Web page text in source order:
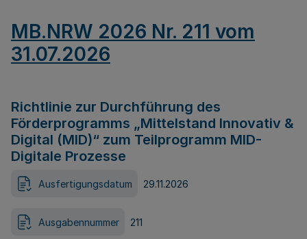
MB.NRW 2026 Nr. 211 vom
31.07.2026
Richtlinie zur Durchführung des
Förderprogramms „Mittelstand Innovativ &
Digital (MID)“ zum Teilprogramm MID-
Digitale Prozesse
Ausfertigungsdatum 29.11.2026
Ausgabennummer 211